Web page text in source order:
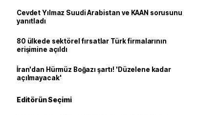
Cevdet Yılmaz Suudi Arabistan ve KAAN sorusunu
yanıtladı
80 ülkede sektörel fırsatlar Türk firmalarının
erişimine açıldı
İran'dan Hürmüz Boğazı şartı! 'Düzelene kadar
açılmayacak'
Editörün Seçimi